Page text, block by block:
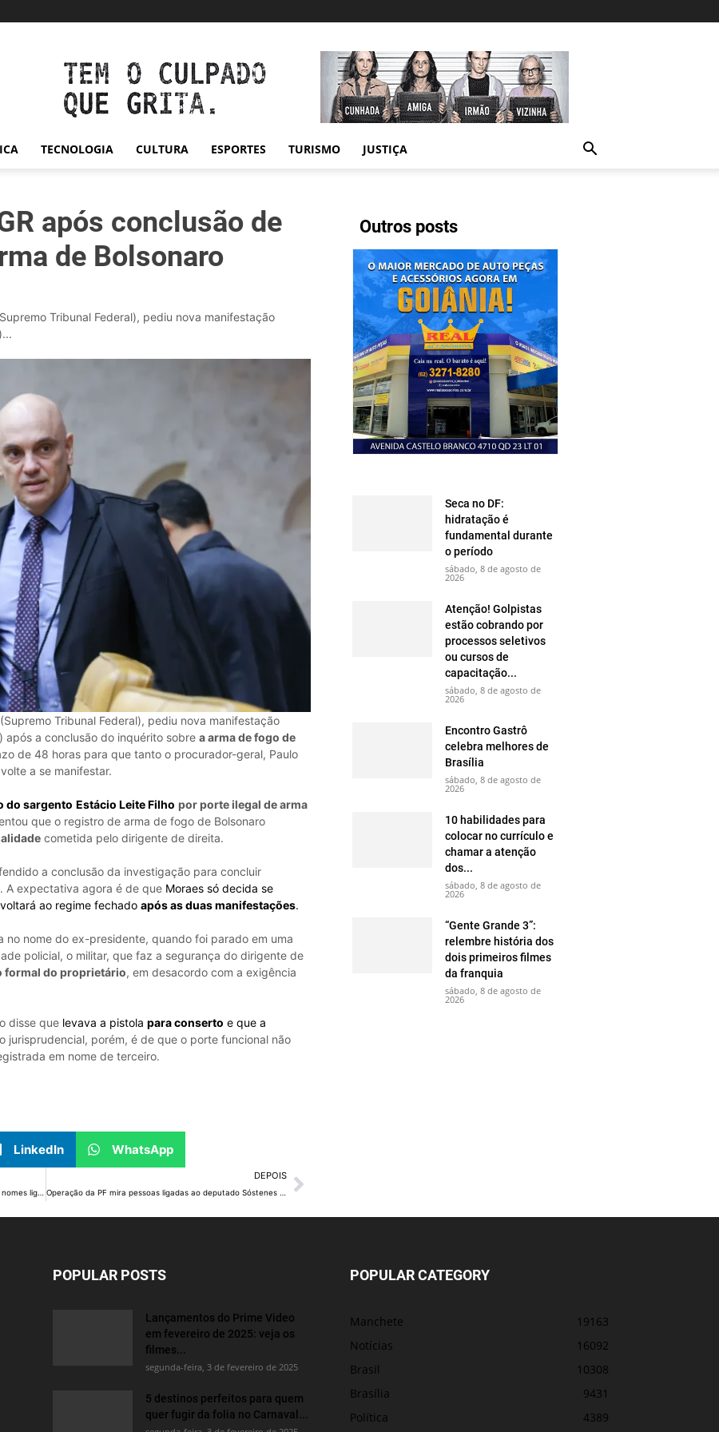
TECNOLOGIA CULTURA ESPORTES TURISMO JUSTIÇA
Outros posts
Seca no DF:
hidratação é
fundamental durante
o período
sábado, 8 de agosto de
2026
Atenção! Golpistas
estão cobrando por
processos seletivos
ou cursos de
capacitação...
sábado, 8 de agosto de
2026
Encontro Gastrô
celebra melhores de
Brasília
sábado, 8 de agosto de
2026
10 habilidades para
colocar no currículo e
chamar a atenção
dos...
sábado, 8 de agosto de
2026
“Gente Grande 3”:
relembre história dos
dois primeiros filmes
da franquia
sábado, 8 de agosto de
2026
após conclusão de
de Bolsonaro
Tribunal Federal), pediu nova manifestação
Tribunal Federal), pediu nova manifestação
a conclusão do inquérito sobre a arma de fogo de
de 48 horas para que tanto o procurador-geral, Paulo
a se manifestar.
do sargento Estácio Leite Filho por porte ilegal de arma
que o registro de arma de fogo de Bolsonaro
cometida pelo dirigente de direita.
a conclusão da investigação para concluir
A expectativa agora é de que Moraes só decida se
ao regime fechado após as duas manifestações.
no nome do ex-presidente, quando foi parado em uma
policial, o militar, que faz a segurança do dirigente de
formal do proprietário, em desacordo com a exigência
disse que levava a pistola para conserto e que a
jurisprudencial, porém, é de que o porte funcional não
em nome de terceiro.
LinkedIn WhatsApp
PF encontra dinheiro em livro falso em ação contra nomes ligados a Sóstenes
DEPOIS
Operação da PF mira pessoas ligadas ao deputado Sóstenes Cavalcante
POPULAR POSTS
Lançamentos do Prime Video
em fevereiro de 2025: veja os
filmes...
segunda-feira, 3 de fevereiro de 2025
5 destinos perfeitos para quem
quer fugir da folia no Carnaval...
POPULAR CATEGORY
Manchete
19163
Notícias
16092
Brasil
10308
Brasília
9431
Política
4389